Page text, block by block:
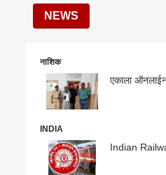
NEWS
नाशिक
एकाला ऑनलाईन
INDIA
Indian